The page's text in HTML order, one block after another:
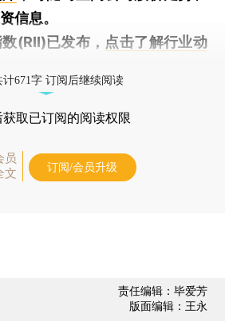
信息。
(RII)已发布， 点击了解行业动
计671字 订阅后继续阅读
获取已订阅的阅读权限
员
文
订阅/会员升级
责任编辑：毕爱芳
版面编辑：王永